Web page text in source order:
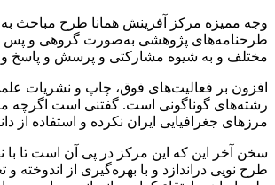
وجه ممیزه مرکز آفرینش همانا طرح مباحث
طرحنامه‌های پژوهشی به‌صورت گروهی و پس
مختلف و به شیوه مشارکتی و پرسش و پاسخ و
افزون بر فعالیت‌های فوق، چاپ و نشریات
رشته‌های گوناگونی است. گفتنی است اگرچه
مرزهای جغرافیایی ایران نکرده و استفاده
سخن آخر این که این مرکز در پی آن است تا
طرح نویی دراندازد و با بهره‌گیری از